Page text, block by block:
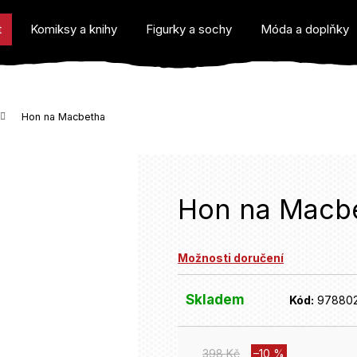
Komiksy a knihy Figurky a sochy Móda a doplňky
Hon na Macbetha
Hon na
Možnosti doručení
Skladem Kód:
398 Kč –10 %